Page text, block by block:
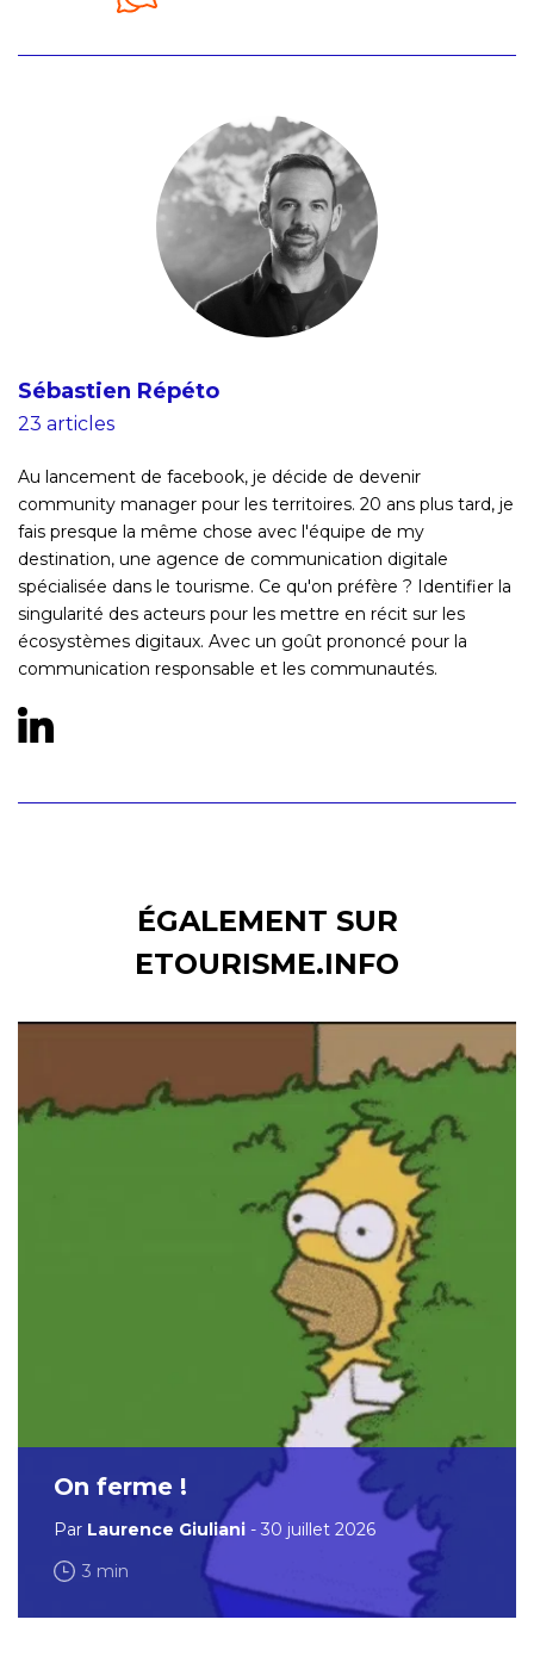
Sébastien Répéto
23 articles
Au lancement de facebook, je décide de devenir
community manager pour les territoires. 20 ans plus tard, je
fais presque la même chose avec l'équipe de my
destination, une agence de communication digitale
spécialisée dans le tourisme. Ce qu'on préfère ? Identifier la
singularité des acteurs pour les mettre en récit sur les
écosystèmes digitaux. Avec un goût prononcé pour la
communication responsable et les communautés.
ÉGALEMENT SUR
ETOURISME.INFO
On ferme !
Par Laurence Giuliani - 30 juillet 2026
3 min